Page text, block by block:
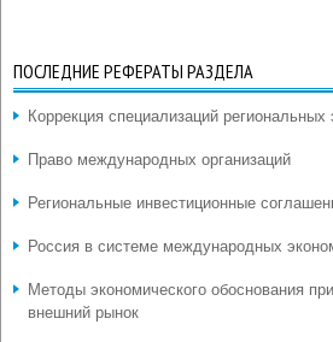
ПОСЛЕДНИЕ РЕФЕРАТЫ РАЗДЕЛА
Коррекция специализаций
Право международных организаций
Региональные инвестиционные
Россия в системе международных
Методы экономического обоснования
внешний рынок